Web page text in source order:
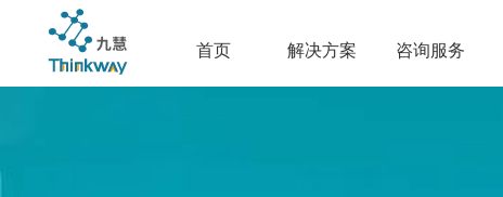
首页 解决方案 咨询服务